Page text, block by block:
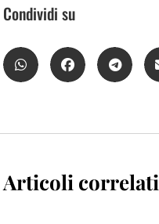
Condividi su
Articoli correlati